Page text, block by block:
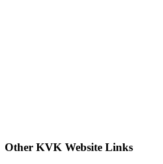
Other KVK Website Links